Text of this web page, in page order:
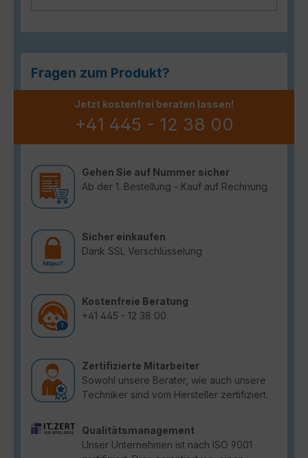
Fragen zum Produkt?
Jetzt kostenfrei beraten lassen!
+41 445 - 12 38 00
Gehen Sie auf Nummer sicher
Ab der 1. Bestellung - Kauf auf Rechnung
Sicher einkaufen
Dank SSL Verschlüsselung
Kostenfreie Beratung
+41 445 - 12 38 00
Zertifizierte Mitarbeiter
Sowohl unsere Berater, wie auch unsere
Techniker sind vom Hersteller zertifiziert.
Qualitätsmanagement
Unser Unternehmen ist nach ISO 9001